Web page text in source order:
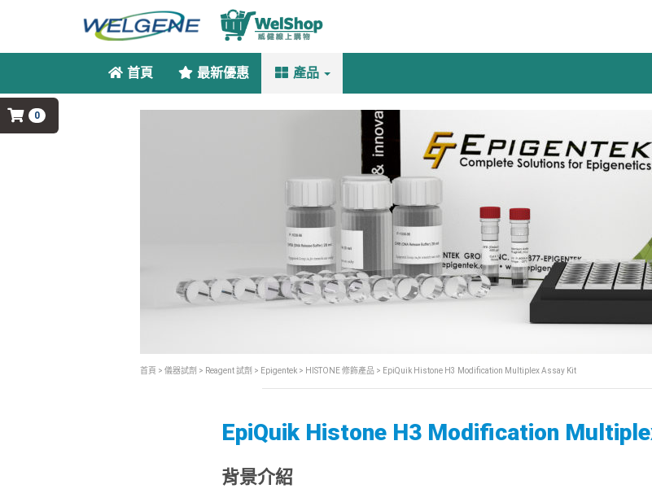
0
首頁 最新優惠 產品
首頁 > 儀器試劑 > Reagent 試劑 > Epigentek > HISTONE 修飾產品 > EpiQuik Histone H3 Modification Multiplex Assay Kit
EpiQuik Histone H3 Modification
背景介紹